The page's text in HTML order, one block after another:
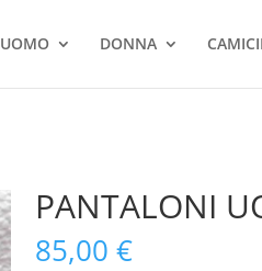
UOMO DONNA
PANTALONI
85,00 €